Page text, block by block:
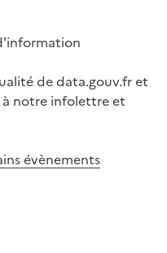
de data.gouv.fr et
à notre infolettre et
évènements